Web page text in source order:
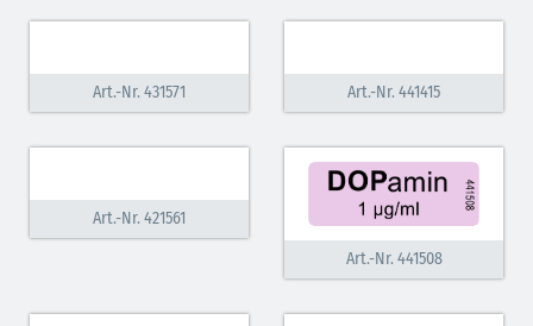
Art.-Nr. 431571 Art.-Nr. 441415
Art.-Nr. 421561
Art.-Nr. 441508